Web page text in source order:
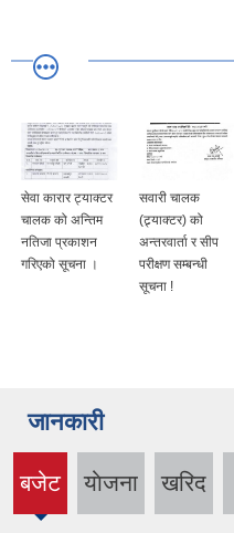
सेवा कारार ट्याक्टर
चालक को अन्तिम
नतिजा प्रकाशन
गरिएको सूचना ।
सवारी चालक
(ट्र्याक्टर) को
अन्तरवार्ता र सीप
परीक्षण सम्बन्धी
सूचना !
जानकारी
बजेट
(active
tab)
याेजना खरिद